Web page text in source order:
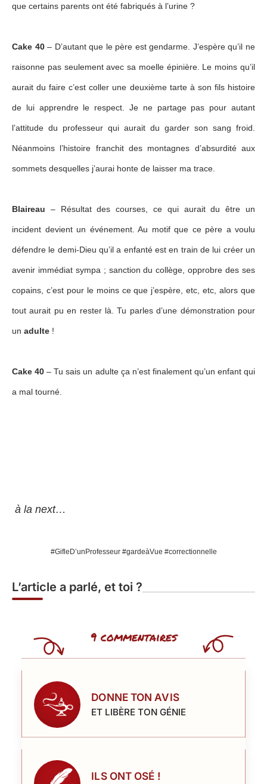
que certains parents ont été fabriqués à l’urine ?
Cake 40– D’autant que le père est gendarme. J’espère qu’il ne
raisonne pas seulement avec sa moelle épinière. Le moins qu’il
aurait du faire c’est coller une deuxième tarte à son fils histoire
de lui apprendre le respect. Je ne partage pas pour autant
l’attitude du professeur qui aurait du garder son sang froid.
Néanmoins l’histoire franchit des montagnes d’absurdité aux
sommets desquelles j’aurai honte de laisser ma trace.
Blaireau – Résultat des courses, ce qui aurait du être un
incident devient un événement. Au motif que ce père a voulu
défendre le demi-Dieu qu’il a enfanté est en train de lui créer un
avenir immédiat sympa ; sanction du collège, opprobre des ses
copains, c’est pour le moins ce que j’espère, etc, etc, alors que
tout aurait pu en rester là. Tu parles d’une démonstration pour
un adulte !
Cake 40 – Tu sais un adulte ça n’est finalement qu’un enfant qui
a mal tourné.
à la next…
#GifleD’unProfesseur #gardeàVue #correctionnelle
L’article a parlé, et toi ?
9 commentaires
DONNE TON AVIS
ET LIBÈRE TON GÉNIE
ILS ONT OSÉ !